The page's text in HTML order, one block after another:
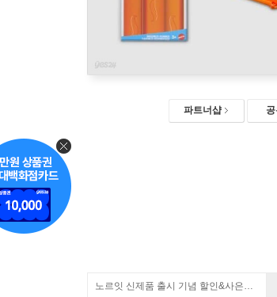
파트너샵 공
노르잇 신제품 출시 기념 할인&사은품 증정!